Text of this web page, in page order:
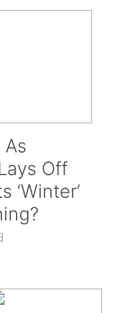
As
Off
‘Winter’